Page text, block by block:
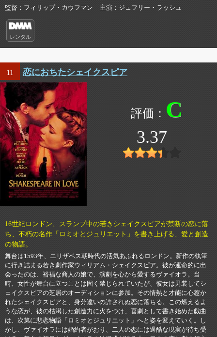
監督
フィリップ・カウフマン 主演 ジェフリー・ラッシュ
レンタル
11 恋におちたシェイクスピア
C
3.37
16世紀ロンドン、スランプ中の若きシェイクスピアが禁断の恋に落
ち、不朽の名作「ロミオとジュリエット」を書き上げる、愛と創造
の物語。
舞台は1593年、エリザベス朝時代の活気あふれるロンドン。新作の執筆
に行き詰まる若き劇作家ウィリアム・シェイクスピア。彼が運命的に出
会ったのは、裕福な商人の娘で、演劇を心から愛するヴァイオラ。当
時、女性が舞台に立つことは固く禁じられていたが、彼女は男装してシ
ェイクスピアの芝居のオーディションに参加。その情熱と才能に心惹か
れたシェイクスピアと、身分違いの許されぬ恋に落ちる。この燃えるよ
うな恋が、彼の枯渇した創造力に火をつけ、喜劇として書き始めた戯曲
は、次第に悲恋物語「ロミオとジュリエット」へと姿を変えていく。し
かし、ヴァイオラには婚約者がおり、二人の恋には過酷な現実が待ち受